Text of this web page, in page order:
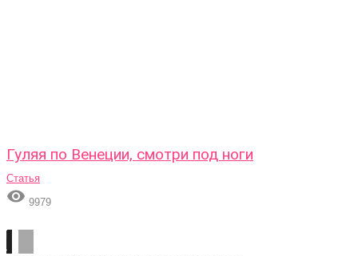
Гуляя по Венеции, смотри под ноги
Статья
 9979